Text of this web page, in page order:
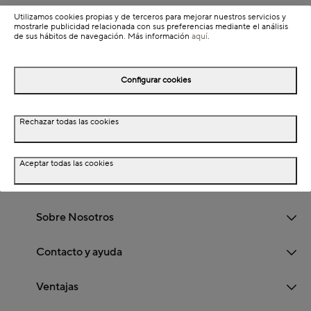
No lo dudes más y visita nuestras categorías deregalos económicos de
Navidad,papelería y accesorios de Navidad, y decoración de Navidad, ¡seguro
que encuentras algo que te encantará!
Suscríbete a la newsletter
primera compra
Acepto suscribirme a la newsletter
Sobre Nosotros
Contacto y ayuda
Ventajas
Utilizamos cookies propias y de terceros para mejorar nuestros servicios y
mostrarle publicidad relacionada con sus preferencias mediante el análisis
de sus hábitos de navegación. Más información aquí.
Configurar cookies
Rechazar todas las cookies
Aceptar todas las cookies